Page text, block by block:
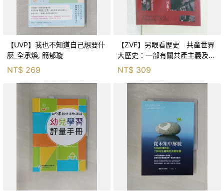
【UVP】我也不知道自己想要什
麼_全承煥, 簡郁璇
NT$ 269
【ZVF】另眼看歷史 共產世界
大歷史：一部有關共產主義及共
產黨兩百年的興衰史_呂正理
NT$ 309